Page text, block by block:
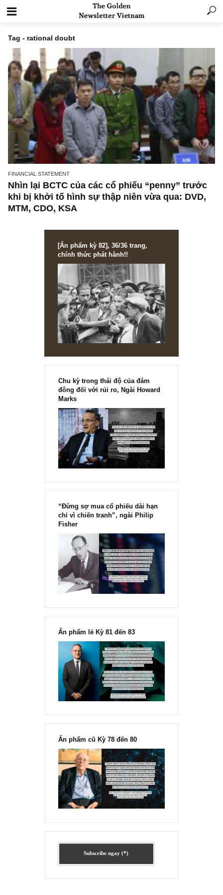
Tag - rational doubt
FINANCIAL STATEMENT
Nhìn lại BCTC của các cổ phiếu “penny”
MTM, CDO, KSA
[Ấn phẩm kỳ 82], 36/36 trang,
chính thức phát hành!!
Chu kỳ trong thái độ của đám
đông đối với rủi ro, Ngài Howard
Marks
“Đừng sợ mua cổ phiếu dài hạn
chỉ vì chiến tranh”, ngài Philip
Fisher
Ấn phẩm lẻ Kỳ 81 đến 83
Ấn phẩm cũ Kỳ 78 đến 80